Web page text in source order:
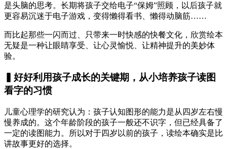
是头脑的思考。长期将孩子交给电子“保姆”照顾，以后孩子就
更容易沉迷于电子游戏，变得懒得看书、懒得动脑筋……
而比起那些一闪而过、只带来一时快感的快餐文化，欣赏绘本
无疑是一种让眼睛享受、让心灵愉悦、让精神提升的美妙体
验。
▍好好利用孩子成长的关键期，从小培养孩子读图
看字的习惯
儿童心理学的研究认为：孩子认知图形的能力是从四岁左右慢
慢养成的。这个年龄阶段的孩子一般还不识字，但已经具备了
一定的读图能力。所以对于四岁以前的孩子，读绘本确实是比
讲故事更好的选择。